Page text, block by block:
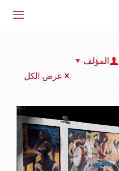
المؤلف
عرض الكل